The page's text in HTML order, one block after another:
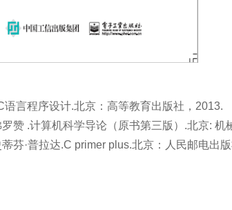
语言程序设计.北京：高等教育出版社，2013.
罗赞 .计算机科学导论（原书第三版）.北京: 机
蒂芬·普拉达.C primer plus.北京：人民邮电出